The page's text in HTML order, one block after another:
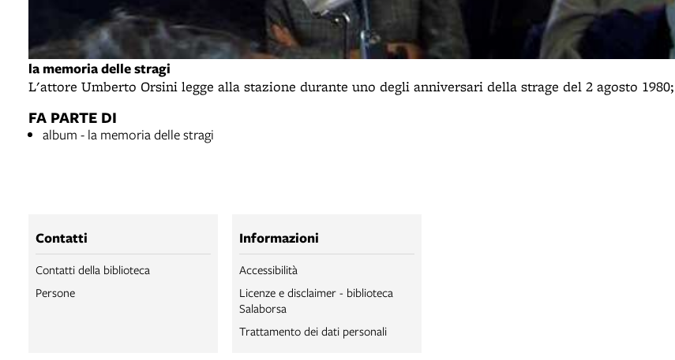
la memoria delle stragi
L'attore Umberto Orsini legge alla stazione durante uno degli anniversari della strage del 2 agosto
FA PARTE DI
album - la memoria delle stragi
Contatti
Contatti della biblioteca
Persone
Informazioni
Accessibilità
Licenze e disclaimer - biblioteca
Salaborsa
Trattamento dei dati personali